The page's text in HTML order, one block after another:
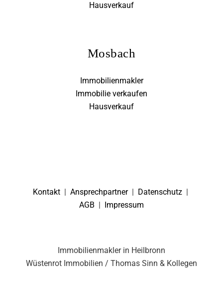
Hausverkauf
Mosbach
Immobilienmakler
Immobilie verkaufen
Hausverkauf
Kontakt Ansprechpartner| Datenschutz
AGB
Impressum
Immobilienmakler in Heilbronn
Wüstenrot Immobilien / Thomas Sinn & Kollegen